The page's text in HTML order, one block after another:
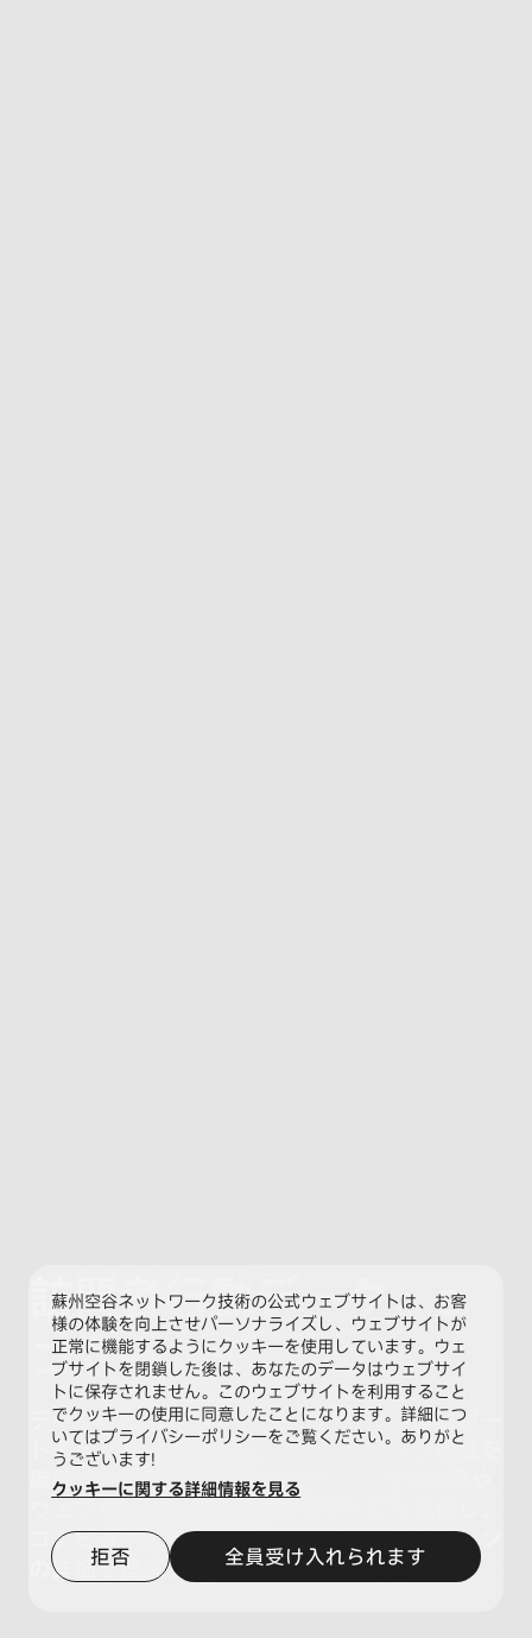
訪問者行動データ、e
コマースデータ
データ収集やモデル構築からビジュアルレポー
ト表示、詳細な洞察まで、優れたデータ精度を
確保し、包括的なeコマース運営データ概要や
コアビジネス指標やユーザーインタラクション
の詳細を理解するのに役立ちます
蘇州空谷ネットワーク技術の公式ウェブサイトは、お客
様の体験を向上させパーソナライズし、ウェブサイトが
正常に機能するようにクッキーを使用しています。ウェ
ブサイトを閉鎖した後は、あなたのデータはウェブサイ
トに保存されません。このウェブサイトを利用すること
でクッキーの使用に同意したことになります。詳細につ
いてはプライバシーポリシーをご覧ください。ありがと
うございます!
クッキーに関する詳細情報を見る
拒否 全員受け入れられます